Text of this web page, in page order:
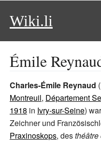
Wiki.li
Émile
Charles-Émile Reynaud
Montreuil, Département
1918 in Ivry-sur-Seine)
Zeichner und
Praxinoskops, des